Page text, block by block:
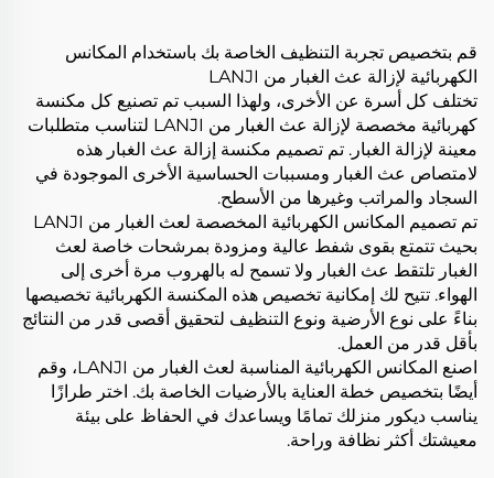
قم بتخصيص تجربة التنظيف الخاصة بك باستخدام المكانس
الكهربائية لإزالة عث الغبار من LANJI
تختلف كل أسرة عن الأخرى، ولهذا السبب تم تصنيع كل مكنسة
كهربائية مخصصة لإزالة عث الغبار من LANJI لتناسب متطلبات
معينة لإزالة الغبار. تم تصميم مكنسة إزالة عث الغبار هذه
لامتصاص عث الغبار ومسببات الحساسية الأخرى الموجودة في
السجاد والمراتب وغيرها من الأسطح.
تم تصميم المكانس الكهربائية المخصصة لعث الغبار من LANJI
بحيث تتمتع بقوى شفط عالية ومزودة بمرشحات خاصة لعث
الغبار تلتقط عث الغبار ولا تسمح له بالهروب مرة أخرى إلى
الهواء. تتيح لك إمكانية تخصيص هذه المكنسة الكهربائية تخصيصها
بناءً على نوع الأرضية ونوع التنظيف لتحقيق أقصى قدر من النتائج
بأقل قدر من العمل.
اصنع المكانس الكهربائية المناسبة لعث الغبار من LANJI، وقم
أيضًا بتخصيص خطة العناية بالأرضيات الخاصة بك. اختر طرازًا
يناسب ديكور منزلك تمامًا ويساعدك في الحفاظ على بيئة
معيشتك أكثر نظافة وراحة.